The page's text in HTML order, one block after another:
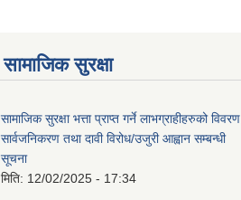
सामाजिक सुरक्षा
सामाजिक सुरक्षा भत्ता प्राप्त गर्ने लाभग्राहीहरुको विवरण
सार्वजनिकरण तथा दावी विरोध/उजुरी आह्वान सम्बन्धी
सूचना
मिति: 12/02/2025 - 17:34